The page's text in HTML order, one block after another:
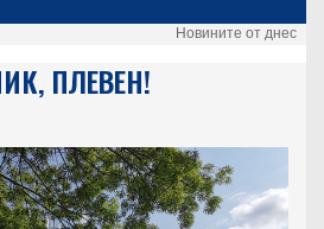
Новините от днес
ПЛЕВЕН!